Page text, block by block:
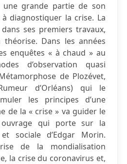
une grande partie de son
diagnostiquer la crise. La
ses premiers travaux,
théorise. Dans les années
enquêtes « à chaud » au
d’observation quasi
de Plozévet,
d’Orléans) qui le
les principes d’une
de la « crise » va guider le
qui porte sur la
sociale d’Edgar Morin.
de la mondialisation
la crise du coronavirus et,